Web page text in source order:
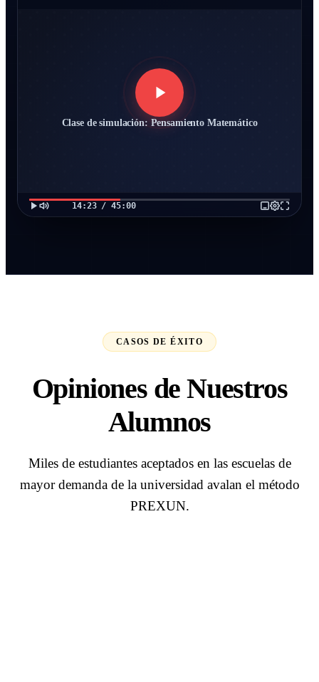
Clase de simulación: Pensamiento Matemático
14:23 / 45:00
CASOS DE ÉXITO
Opiniones de Nuestros
Alumnos
Miles de estudiantes aceptados en las escuelas de
mayor demanda de la universidad avalan el método
PREXUN.